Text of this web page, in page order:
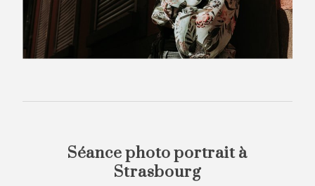
Séance photo portrait à
Strasbourg
I love
experiments
and personal
and breathing
scenes is what
inspires and
gets me